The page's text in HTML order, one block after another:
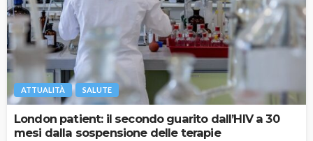
ATTUALITÀ SALUTE
London patient: il secondo guarito dall’HIV a 30
mesi dalla sospensione delle terapie